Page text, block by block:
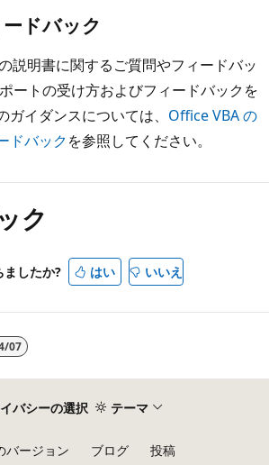
ドバック
説明書に関するご質問やフィードバッ
ートの受け方およびフィードバックを
イダンスについては、 Office VBA の
ドバックを参照してください。
ク
ましたか? はい いいえ
07
バシーの選択 テーマ
バージョン ブログ 投稿